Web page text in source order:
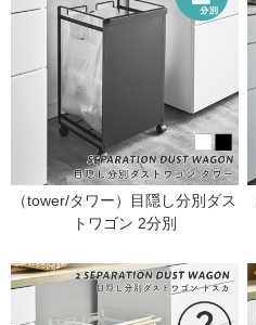
（tower/タワー）目隠し分別ダス
トワゴン 2分別